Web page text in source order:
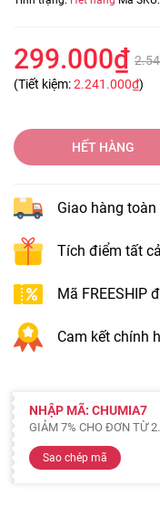
299.000₫
(Tiết kiệm:2.241.000₫)
HẾT HÀNG
Giao hàng
Tích điểm tất
Mã FREESHIP
Cam kết chính
NHẬP MÃ: CHUMIA7
GIẢM 7% CHO ĐƠN TỪ
Sao chép mã